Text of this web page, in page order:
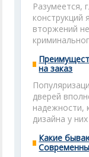
Разумеется,
вторжений
на заказ
дверей
надежности,
дизайна у
Какие